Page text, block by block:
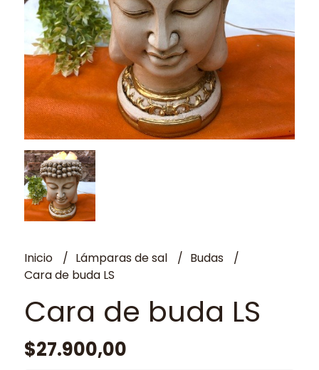
Inicio Lámparas de sal
Budas
Cara de buda LS
Cara de buda LS
$27.900,00